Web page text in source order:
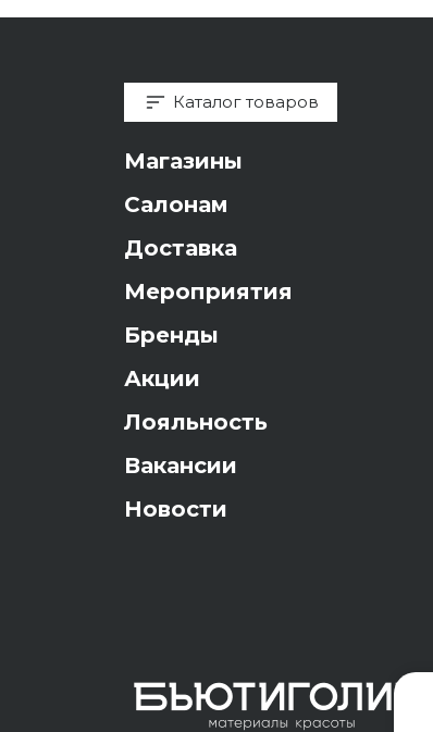
Каталог товаров
Магазины
Салонам
Доставка
Мероприятия
Бренды
Акции
Лояльность
Вакансии
Новости